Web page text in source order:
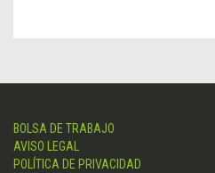
BOLSA DE TRABAJO
AVISO LEGAL
POLÍTICA DE PRIVACIDAD